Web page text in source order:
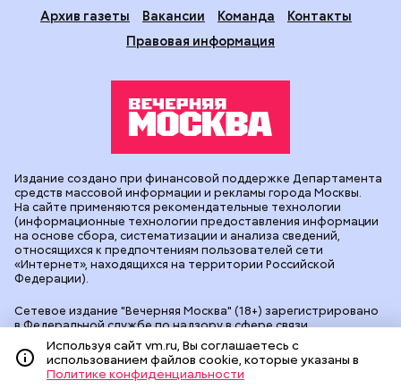
Архив газеты
Вакансии Команда
Контакты
Правовая информация
Сетевое издание "Вечерняя Москва" (18+) зарегистрировано
в Федеральной службе по надзору в сфере связи,
информационных технологий и массовых коммуникаций
(Роскомнадзор). Свидетельство о регистрации ЭЛ № ФС 77 -
90524 от 09.12.2025. Учредитель: АО "Редакция газеты
"Вечерняя Москва". Главный редакторvm.ru
Издание создано при финансовой поддержке Департамента
средств массовой информации и рекламы города Москвы.
На сайте применяются рекомендательные технологии
(информационные технологии предоставления информации
на основе сбора, систематизации и анализа сведений,
относящихся к предпочтениям пользователей сети
«Интернет», находящихся на территории Российской
Федерации).
Используя сайт vm.ru, Вы соглашаетесь с
использованием файлов cookie, которые указаны в
Политике конфиденциальности